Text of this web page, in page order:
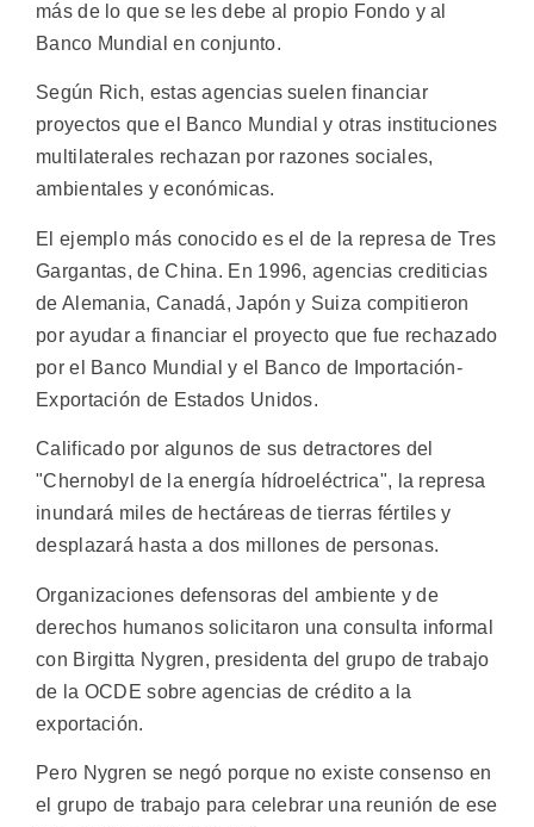
más de lo que se les debe al propio Fondo y al
Banco Mundial en conjunto.
Según Rich, estas agencias suelen financiar
proyectos que el Banco Mundial y otras instituciones
multilaterales rechazan por razones sociales,
ambientales y económicas.
El ejemplo más conocido es el de la represa de Tres
Gargantas, de China. En 1996, agencias crediticias
de Alemania, Canadá, Japón y Suiza compitieron
por ayudar a financiar el proyecto que fue rechazado
por el Banco Mundial y el Banco de Importación-
Exportación de Estados Unidos.
Calificado por algunos de sus detractores del
"Chernobyl de la energía hídroeléctrica", la represa
inundará miles de hectáreas de tierras fértiles y
desplazará hasta a dos millones de personas.
Organizaciones defensoras del ambiente y de
derechos humanos solicitaron una consulta informal
con Birgitta Nygren, presidenta del grupo de trabajo
de la OCDE sobre agencias de crédito a la
exportación.
Pero Nygren se negó porque no existe consenso en
el grupo de trabajo para celebrar una reunión de ese